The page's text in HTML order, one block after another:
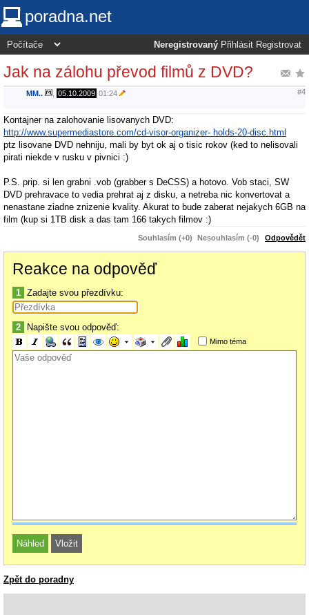
poradna.net
Neregistrovaný Přihlásit Registrovat
Jak na zálohu převod filmů z DVD?
MM.. 05.10.2009 01:24 #4
Kontajner na zalohovanie lisovanych DVD:
http://www.supermediastore.com/cd-visor-organizer- holds-20-disc.html
ptz lisovane DVD nehniju, mali by byt ok aj o tisic rokov (ked to nelisovali
pirati niekde v rusku v pivnici :)
P.S. prip. si len grabni .vob (grabber s DeCSS) a hotovo. Vob staci, SW
DVD prehravace to vedia prehrat aj z disku, a netreba nic konvertovat a
nenastane ziadne znizenie kvality. Akurat to bude zaberat nejakych 6GB na
film (kup si 1TB disk a das tam 166 takych filmov :)
Souhlasím (+0) Nesouhlasím (-0) Odpovědět
Reakce na odpověď
1 Zadajte svou přezdívku:
2 Napište svou odpověď:
Mimo téma
Zpět do poradny